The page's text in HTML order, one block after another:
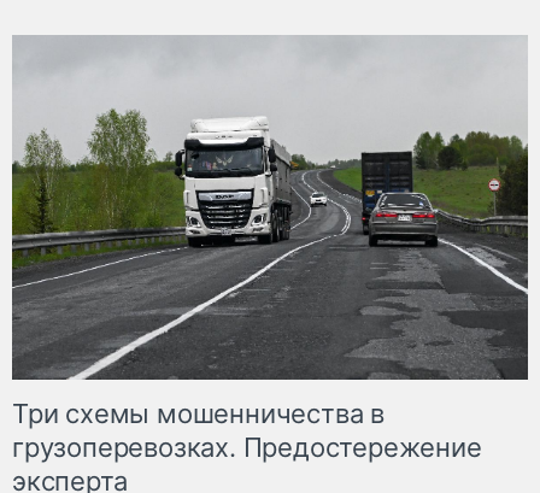
Три схемы мошенничества в
грузоперевозках. Предостережение
эксперта